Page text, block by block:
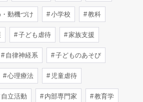
動機づけ 小学校 教科
子ども虐待 家族支援
自律神経系 子どものあそび
心理療法 児童虐待
立活動 内部専門家 教育学